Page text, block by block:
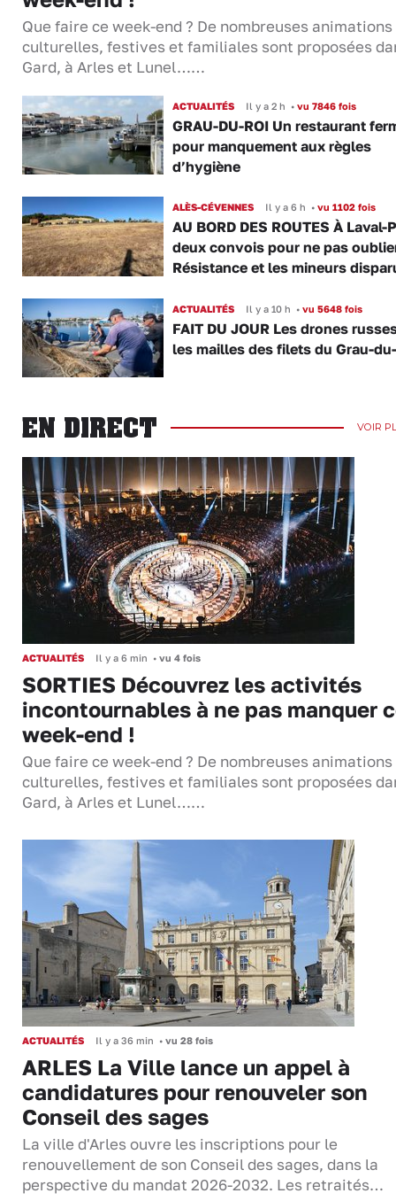
Que faire ce week-end ? De nombreuses animations
culturelles, festives et familiales sont proposées
Gard, à Arles et Lunel……
ACTUALITÉS Il y a 2 h •vu 7846 fois
GRAU-DU-ROI Un restaurant
pour manquement aux règles
d’hygiène
ALÈS-CÉVENNES Il y a 6 h •vu 1102 fois
AU BORD DES ROUTES À Laval-
deux convois pour ne pas
Résistance et les mineurs
ACTUALITÉS Il y a 10 h •vu 5648 fois
FAIT DU JOUR Les drones
les mailles des filets du Grau-
EN DIRECT VOIR
ACTUALITÉS Il y a 6 min • vu 4 fois
SORTIES Découvrez les activités
incontournables à ne pas manquer
week-end !
Que faire ce week-end ? De nombreuses animations
culturelles, festives et familiales sont proposées
Gard, à Arles et Lunel……
ACTUALITÉS Il y a 36 min • vu 28 fois
ARLES La Ville lance un appel à
candidatures pour renouveler son
Conseil des sages
La ville d'Arles ouvre les inscriptions pour le
renouvellement de son Conseil des sages, dans la
perspective du mandat 2026-2032. Les retraités…